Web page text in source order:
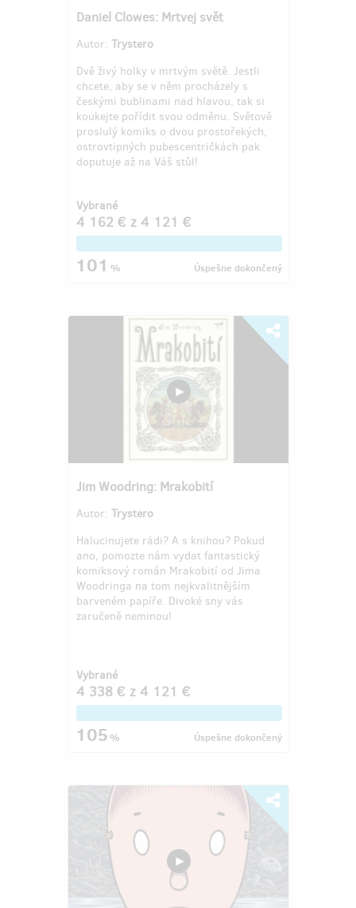
Daniel Clowes: Mrtvej svět
Autor: Trystero
Dvě živý holky v mrtvým světě. Jestli
chcete, aby se v něm procházely s
českými bublinami nad hlavou, tak si
koukejte pořídit svou odměnu. Světově
proslulý komiks o dvou prostořekých,
ostrovtipných pubescentričkách pak
doputuje až na Váš stůl!
Vybrané
4 162 € z 4 121 €
101% Úspešne dokončený
Jim Woodring: Mrakobití
Autor: Trystero
Halucinujete rádi? A s knihou? Pokud
ano, pomozte nám vydat fantastický
komiksový román Mrakobití od Jima
Woodringa na tom nejkvalitnějším
barveném papíře. Divoké sny vás
zaručeně neminou!
Vybrané
4 338 € z 4 121 €
105% Úspešne dokončený